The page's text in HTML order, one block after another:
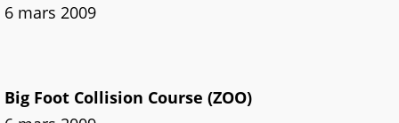
6 mars 2009
Big Foot Collision Course (ZOO)